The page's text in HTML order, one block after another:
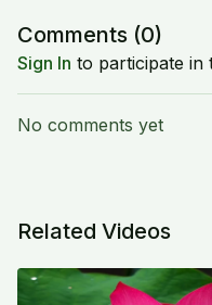
Comments (0)
Sign In to participate in
No comments yet
Related Videos